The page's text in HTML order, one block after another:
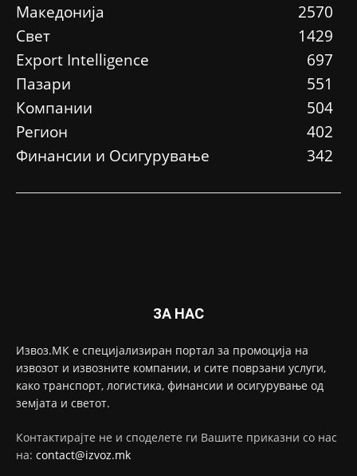
Македонија
2570
Свет
1429
Еxport Intelligence
697
Пазари
551
Компании
504
Регион
402
Финансии и Осигурување
342
ЗА НАС
Извоз.МК е специјализиран портал за промоција на
извозот и извозните компании, и сите поврзани услуги,
како транспорт, логистика, финансии и осигурување од
земјата и светот.
Контактирајте не и споделете ги Вашите приказни со нас
на: contact@izvoz.mk